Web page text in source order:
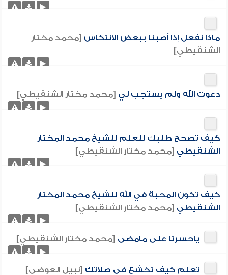
ماذا نفعل إذا أصبنا ببعض الانتكاس [محمد مختار
الشنقيطي]
دعوت الله ولم يستجب لي [محمد مختار الشنقيطي]
كيف تصحح طلبك للعلم للشيخ محمد المختار
الشنقيطي [محمد مختار الشنقيطي]
كيف تكون المحبة في الله للشيخ محمد المختار
الشنقيطي [محمد مختار الشنقيطي]
ياحسرتا على مامضى [محمد مختار الشنقيطي]
تعلم كيف تخشع في صلاتك [نبيل العوضي]